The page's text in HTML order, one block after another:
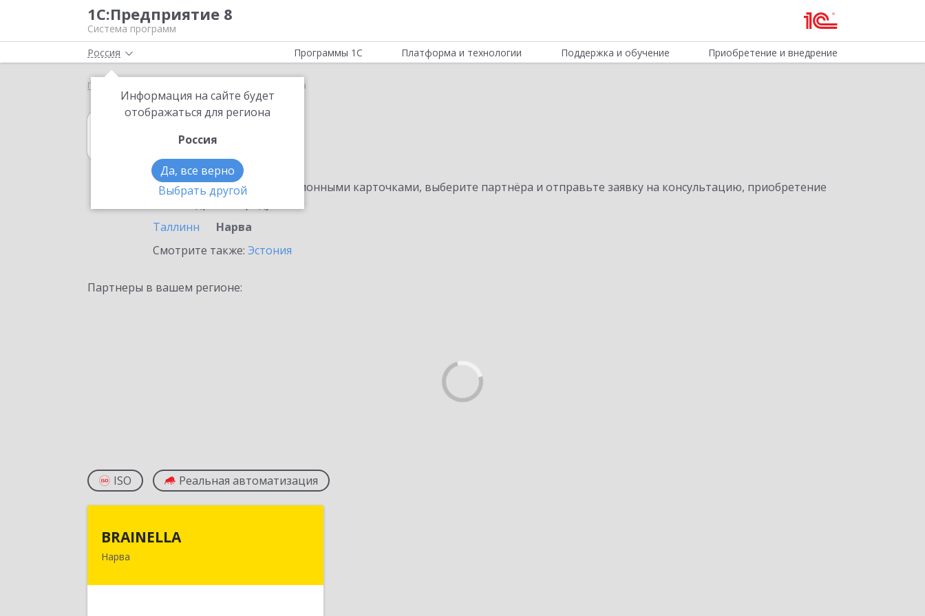
1С:Предприятие 8
Система программ
Россия
Информация на сайте будет
отображаться для региона
Россия
Да, все верно
Выбрать другой
Программы 1С Платформа и технологии Поддержка и обучение Приобретение и внедрение
Главная Нарва
1С:Садовод
в Нарве
Ознакомьтесь с информационными карточками, выберите партнёра и отправьте заявку на консультацию, приобретение
Таллинн
Нарва
Смотрите также: Эстония
Партнеры в вашем регионе:
ISO Реальная автоматизация
BRAINELLA
Нарва